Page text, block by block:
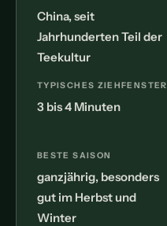
China, seit
Jahrhunderten Teil der
Teekultur
TYPISCHES ZIEHFENSTER
3 bis 4 Minuten
BESTE SAISON
ganzjährig, besonders
gut im Herbst und
Winter